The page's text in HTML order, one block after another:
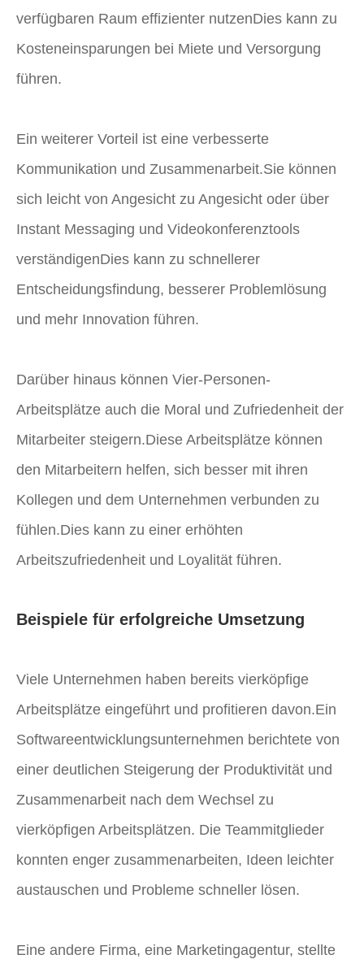
verfügbaren Raum effizienter nutzenDies kann zu
Kosteneinsparungen bei Miete und Versorgung
führen.
Ein weiterer Vorteil ist eine verbesserte
Kommunikation und Zusammenarbeit.Sie können
sich leicht von Angesicht zu Angesicht oder über
Instant Messaging und Videokonferenztools
verständigenDies kann zu schnellerer
Entscheidungsfindung, besserer Problemlösung
und mehr Innovation führen.
Darüber hinaus können Vier-Personen-
Arbeitsplätze auch die Moral und Zufriedenheit der
Mitarbeiter steigern.Diese Arbeitsplätze können
den Mitarbeitern helfen, sich besser mit ihren
Kollegen und dem Unternehmen verbunden zu
fühlen.Dies kann zu einer erhöhten
Arbeitszufriedenheit und Loyalität führen.
Beispiele für erfolgreiche Umsetzung
Viele Unternehmen haben bereits vierköpfige
Arbeitsplätze eingeführt und profitieren davon.Ein
Softwareentwicklungsunternehmen berichtete von
einer deutlichen Steigerung der Produktivität und
Zusammenarbeit nach dem Wechsel zu
vierköpfigen Arbeitsplätzen. Die Teammitglieder
konnten enger zusammenarbeiten, Ideen leichter
austauschen und Probleme schneller lösen.
Eine andere Firma, eine Marketingagentur, stellte